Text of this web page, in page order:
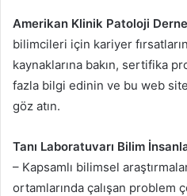
Amerikan Klinik Patoloji
bilimcileri için kariyer
kaynaklarına bakın, sertifika
fazla bilgi edinin ve bu web
göz atın.
Tanı Laboratuvarı Bilim
– Kapsamlı bilimsel
ortamlarında çalışan